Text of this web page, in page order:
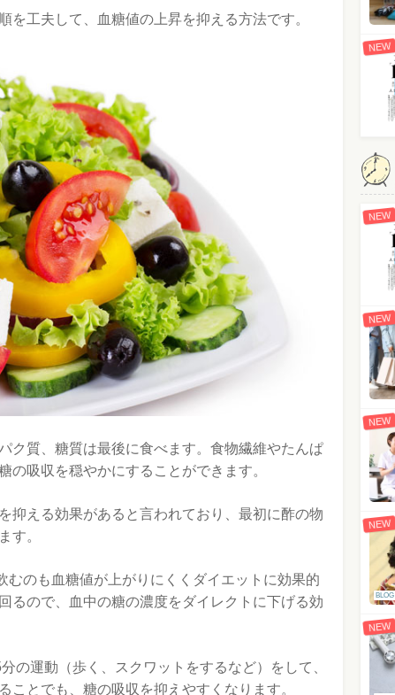
を工夫して、血糖値の上昇を抑える方法です。
ク質、糖質は最後に食べます。食物繊維やたんぱ
の吸収を穏やかにすることができます。
抑える効果があると言われており、最初に酢の物
す。
むのも血糖値が上がりにくくダイエットに効果的
るので、血中の糖の濃度をダイレクトに下げる効
の運動（歩く、スクワットをするなど）をして、
ことでも、糖の吸収を抑えやすくなります。
NEW
NEW
NEW
NEW
NEW
BLOG
NEW